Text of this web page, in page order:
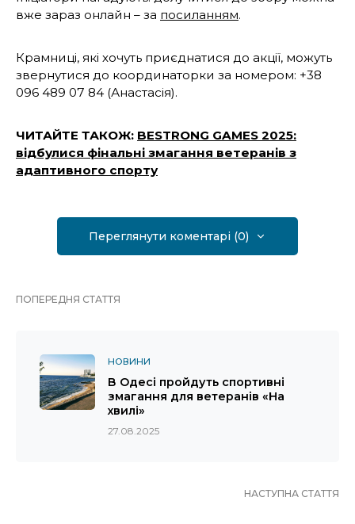
вже зараз онлайн – за посиланням.
Крамниці, які хочуть приєднатися до акції, можуть
звернутися до координаторки за номером: +38
096 489 07 84 (Анастасія).
ЧИТАЙТЕ ТАКОЖ: BESTRONG GAMES 2025:
відбулися фінальні змагання ветеранів з
адаптивного спорту
Переглянути коментарі (0)
ПОПЕРЕДНЯ СТАТТЯ
НОВИНИ
В Одесі пройдуть спортивні
змагання для ветеранів «На
хвилі»
27.08.2025
НАСТУПНА СТАТТЯ